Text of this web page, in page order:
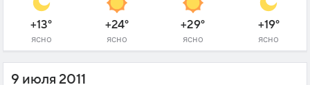
+13°
ясно
+24°
ясно
+29°
ясно
+19°
ясно
9 июля 2011